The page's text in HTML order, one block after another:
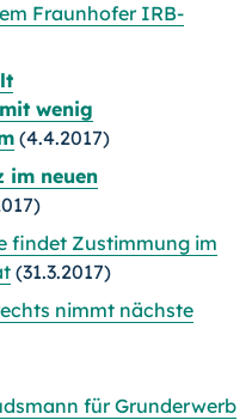
Fraunhofer IRB-
wenig
(4.4.2017)
im neuen
findet Zustimmung im
(31.3.2017)
nimmt nächste
für Grunderwerb